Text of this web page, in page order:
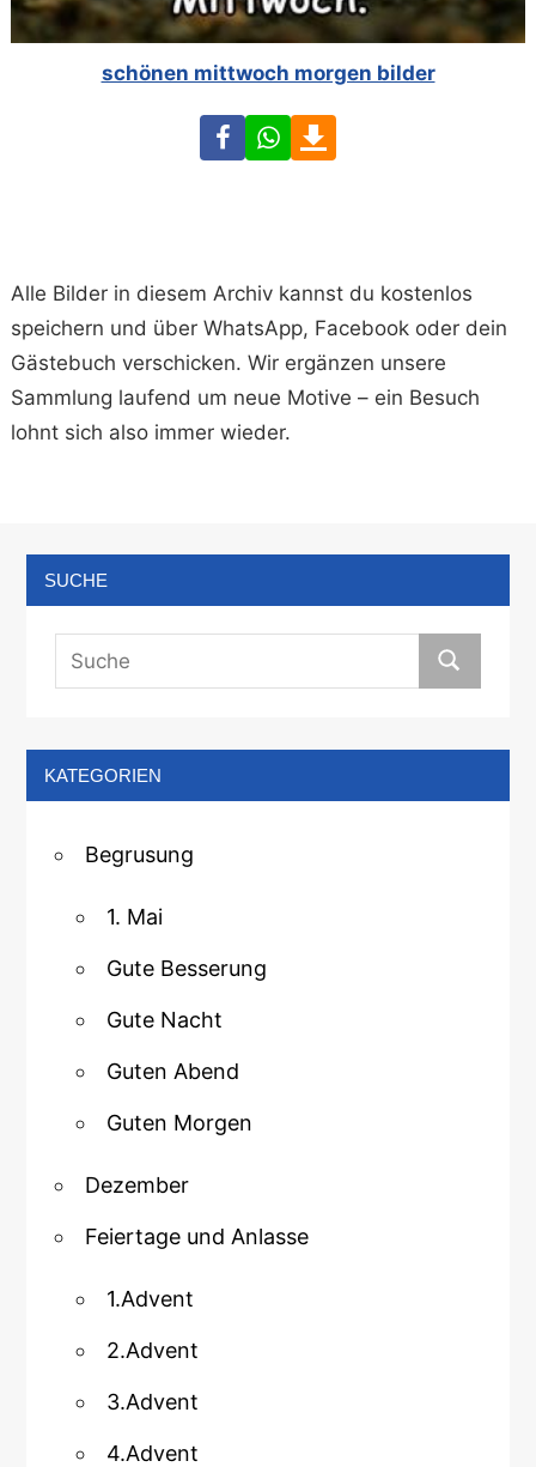
schönen mittwoch morgen bilder
FacebookWhatsApp
Alle Bilder in diesem Archiv kannst du kostenlos
speichern und über WhatsApp, Facebook oder dein
Gästebuch verschicken. Wir ergänzen unsere
Sammlung laufend um neue Motive – ein Besuch
lohnt sich also immer wieder.
SUCHE
KATEGORIEN
Begrusung
1. Mai
Gute Besserung
Gute Nacht
Guten Abend
Guten Morgen
Dezember
Feiertage und Anlasse
1.Advent
2.Advent
3.Advent
4.Advent